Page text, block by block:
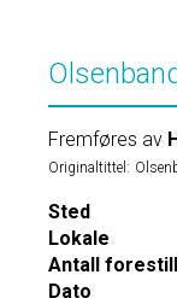
Fremføres av
Originaltittel:
Sted
Lokale
Antall
Dato